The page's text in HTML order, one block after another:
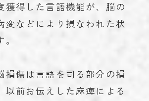
3691
獲得した言語機能が、脳の
変などにより損なわれた状
損傷は言語を司る部分の損
以前お伝えした麻痺による